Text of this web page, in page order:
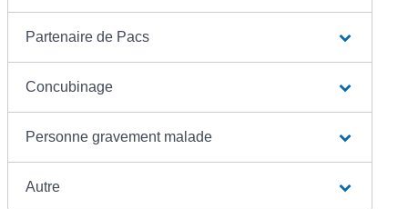
Partenaire de Pacs
Concubinage
Personne gravement malade
Autre